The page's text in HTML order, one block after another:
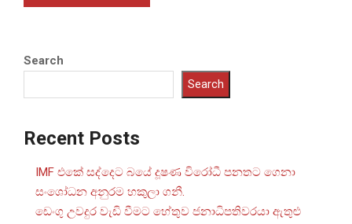
Search
Search
Recent Posts
IMF එකේ සද්දෙට බයේ දූෂණ විරෝධී පනතට ගෙනා
සංශෝධන අනුරම හකුලා ගනී.
ඩෙංගු උවදුර වැඩි වීමට හේතුව ජනාධිපතිවරයා ඇතුළු